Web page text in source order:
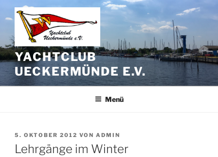
Zum
Inhalt
springen
YACHTCLUB
UECKERMÜNDE E.V.
Menü
VERÖFFENTLICHT
AM
5. OKTOBER 2012 VON ADMIN
Lehrgänge im Winter